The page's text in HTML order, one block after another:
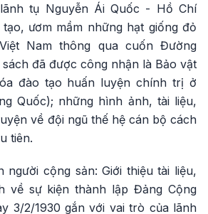
tụ Nguyễn Ái Quốc - Hồ Chí
ươm mầm những hạt giống đỏ
Nam thông qua cuốn Đường
đã được công nhận là Bảo vật
đào tạo huấn luyện chính trị ở
Quốc); những hình ảnh, tài liệu,
về đội ngũ thế hệ cán bộ cách
tiên.
người cộng sản: Giới thiệu tài liệu,
về sự kiện thành lập Đảng Cộng
3/2/1930 gắn với vai trò của lãnh